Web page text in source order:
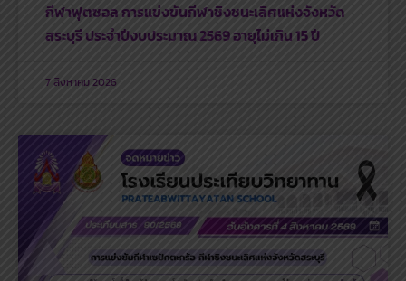
กีฬาฟุตซอล การแข่งขันกีฬาชิงชนะเลิศแห่งจังหวัด
สระบุรี ประจำปีงบประมาณ 2569 อายุไม่เกิน 15 ปี
7 สิงหาคม 2026